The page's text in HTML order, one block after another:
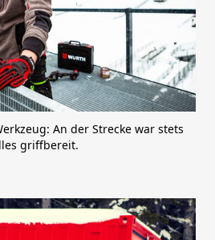
An der Strecke war stets
griffbereit.